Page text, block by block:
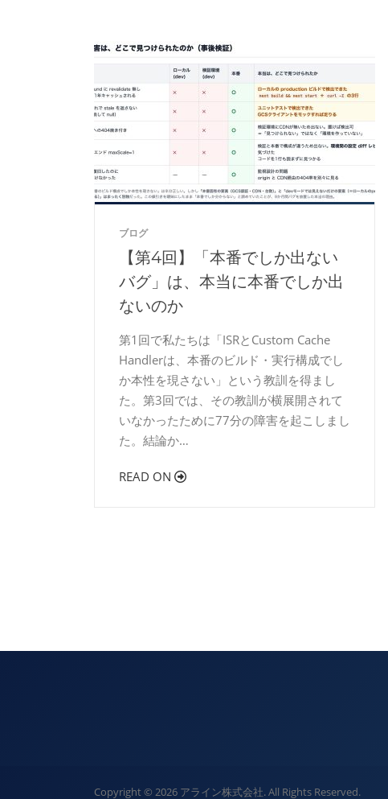
ブログ
【第4回】「本番でしか出ない
バグ」は、本当に本番でしか出
ないのか
第1回で私たちは「ISRとCustom Cache
Handlerは、本番のビルド・実行構成でし
か本性を現さない」という教訓を得まし
た。第3回では、その教訓が横展開されて
いなかったために77分の障害を起こしまし
た。結論か…
READ ON
Copyright © 2026 アライン株式会社. All Rights Reserved.
Screenr